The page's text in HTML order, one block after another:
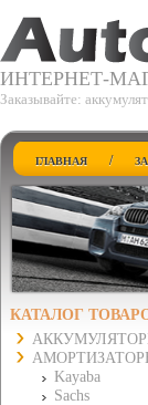
ИНТЕРНЕТ-
Заказывайте:
ГЛАВНАЯ /
КАТАЛОГ
Kayaba
Sachs